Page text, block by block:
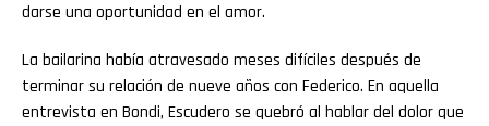
darse una oportunidad en el amor.
La bailarina había atravesado meses difíciles después de
terminar su relación de nueve años con Federico. En aquella
entrevista en Bondi, Escudero se quebró al hablar del dolor que